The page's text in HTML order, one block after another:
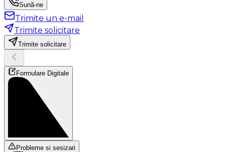
Sună-ne
Trimite un e-mail
Trimite solicitare
Trimite solicitare
Formulare Digitale
Probleme si sesizari